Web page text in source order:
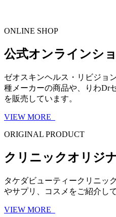
ONLINE SHOP
公式オンラインシ
ゼオスキンヘルス・リビジョ
種メーカーの商品や、りわDr
を販売しています。
VIEW MORE
ORIGINAL PRODUCT
クリニックオリジ
タケダビューティークリニッ
やサプリ、コスメをご紹介し
VIEW MORE